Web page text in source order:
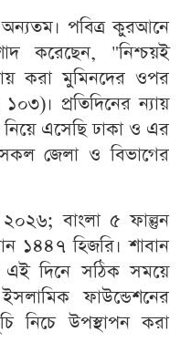
অন্যতম। পবিত্র কুরআনে
করেছেন, "নিশ্চয়ই
করা মুমিনদের ওপর
প্রতিদিনের ন্যায়
এসেছি ঢাকা ও এর
সকল জেলা ও বিভাগের
বাংলা ৫ ফাল্গুন
১৪৪৭ হিজরি। শাবান
এই দিনে সঠিক সময়ে
ফাউন্ডেশনের
নিচে উপস্থাপন করা